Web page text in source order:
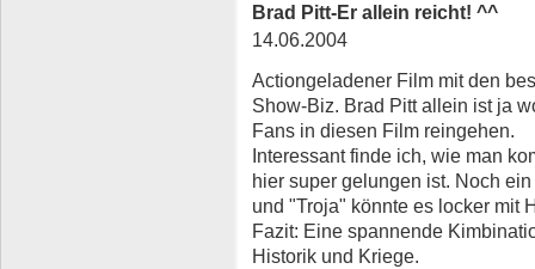
Brad Pitt-Er allein reicht! ^^
14.06.2004
Actiongeladener Film mit den
Show-Biz. Brad Pitt allein ist ja
Fans in diesen Film reingehen.
Interessant finde ich, wie man
hier super gelungen ist. Noch
und "Troja" könnte es locker mit
Fazit: Eine spannende
Historik und Kriege.